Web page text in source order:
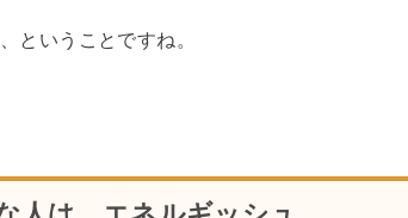
ということですね。